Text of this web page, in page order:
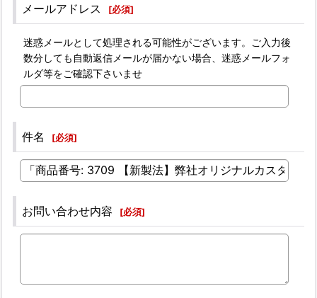
メールアドレス [必須]
迷惑メールとして処理される可能性がございます。ご入力後
数分しても自動返信メールが届かない場合、迷惑メールフォ
ルダ等をご確認下さいませ
件名 [必須]
お問い合わせ内容 [必須]